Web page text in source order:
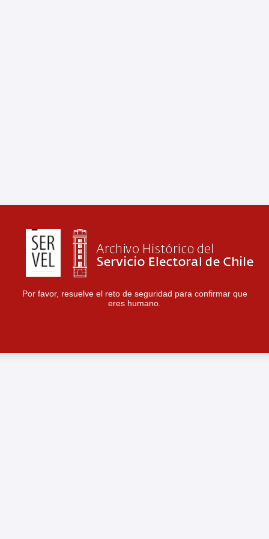
Por favor, resuelve el reto de seguridad para confirmar que
eres humano.